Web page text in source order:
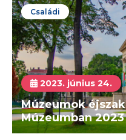
Családi
2023. június 24.
Múzeumok
Múzeumban 2023